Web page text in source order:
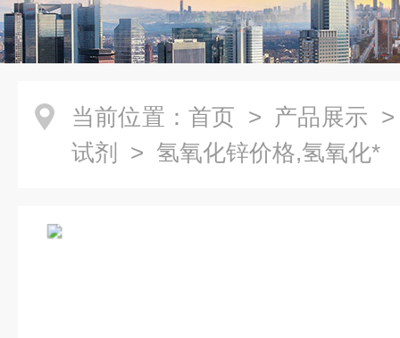
当前位置： 首页 > 产品展示
试剂
> 氢氧化锌价格,氢氧化*